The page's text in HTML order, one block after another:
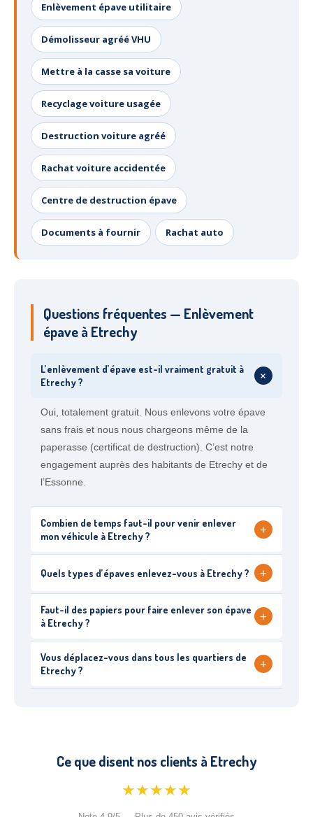
Enlèvement épave utilitaire
Démolisseur agréé VHU
Mettre à la casse sa voiture
Recyclage voiture usagée
Destruction voiture agréé
Rachat voiture accidentée
Centre de destruction épave
Documents à fournir Rachat auto
Questions fréquentes — Enlèvement
épave à Etrechy
L’enlèvement d’épave est-il vraiment gratuit à
Etrechy ?
+
Oui, totalement gratuit. Nous enlevons votre épave
sans frais et nous nous chargeons même de la
paperasse (certificat de destruction). C’est notre
engagement auprès des habitants de Etrechy et de
l’Essonne.
Combien de temps faut-il pour venir enlever
mon véhicule à Etrechy ?
+
Quels types d’épaves enlevez-vous à Etrechy ? +
Faut-il des papiers pour faire enlever son épave
à Etrechy ?
+
Vous déplacez-vous dans tous les quartiers de
Etrechy ?
+
Ce que disent nos clients à Etrechy
★★★★★